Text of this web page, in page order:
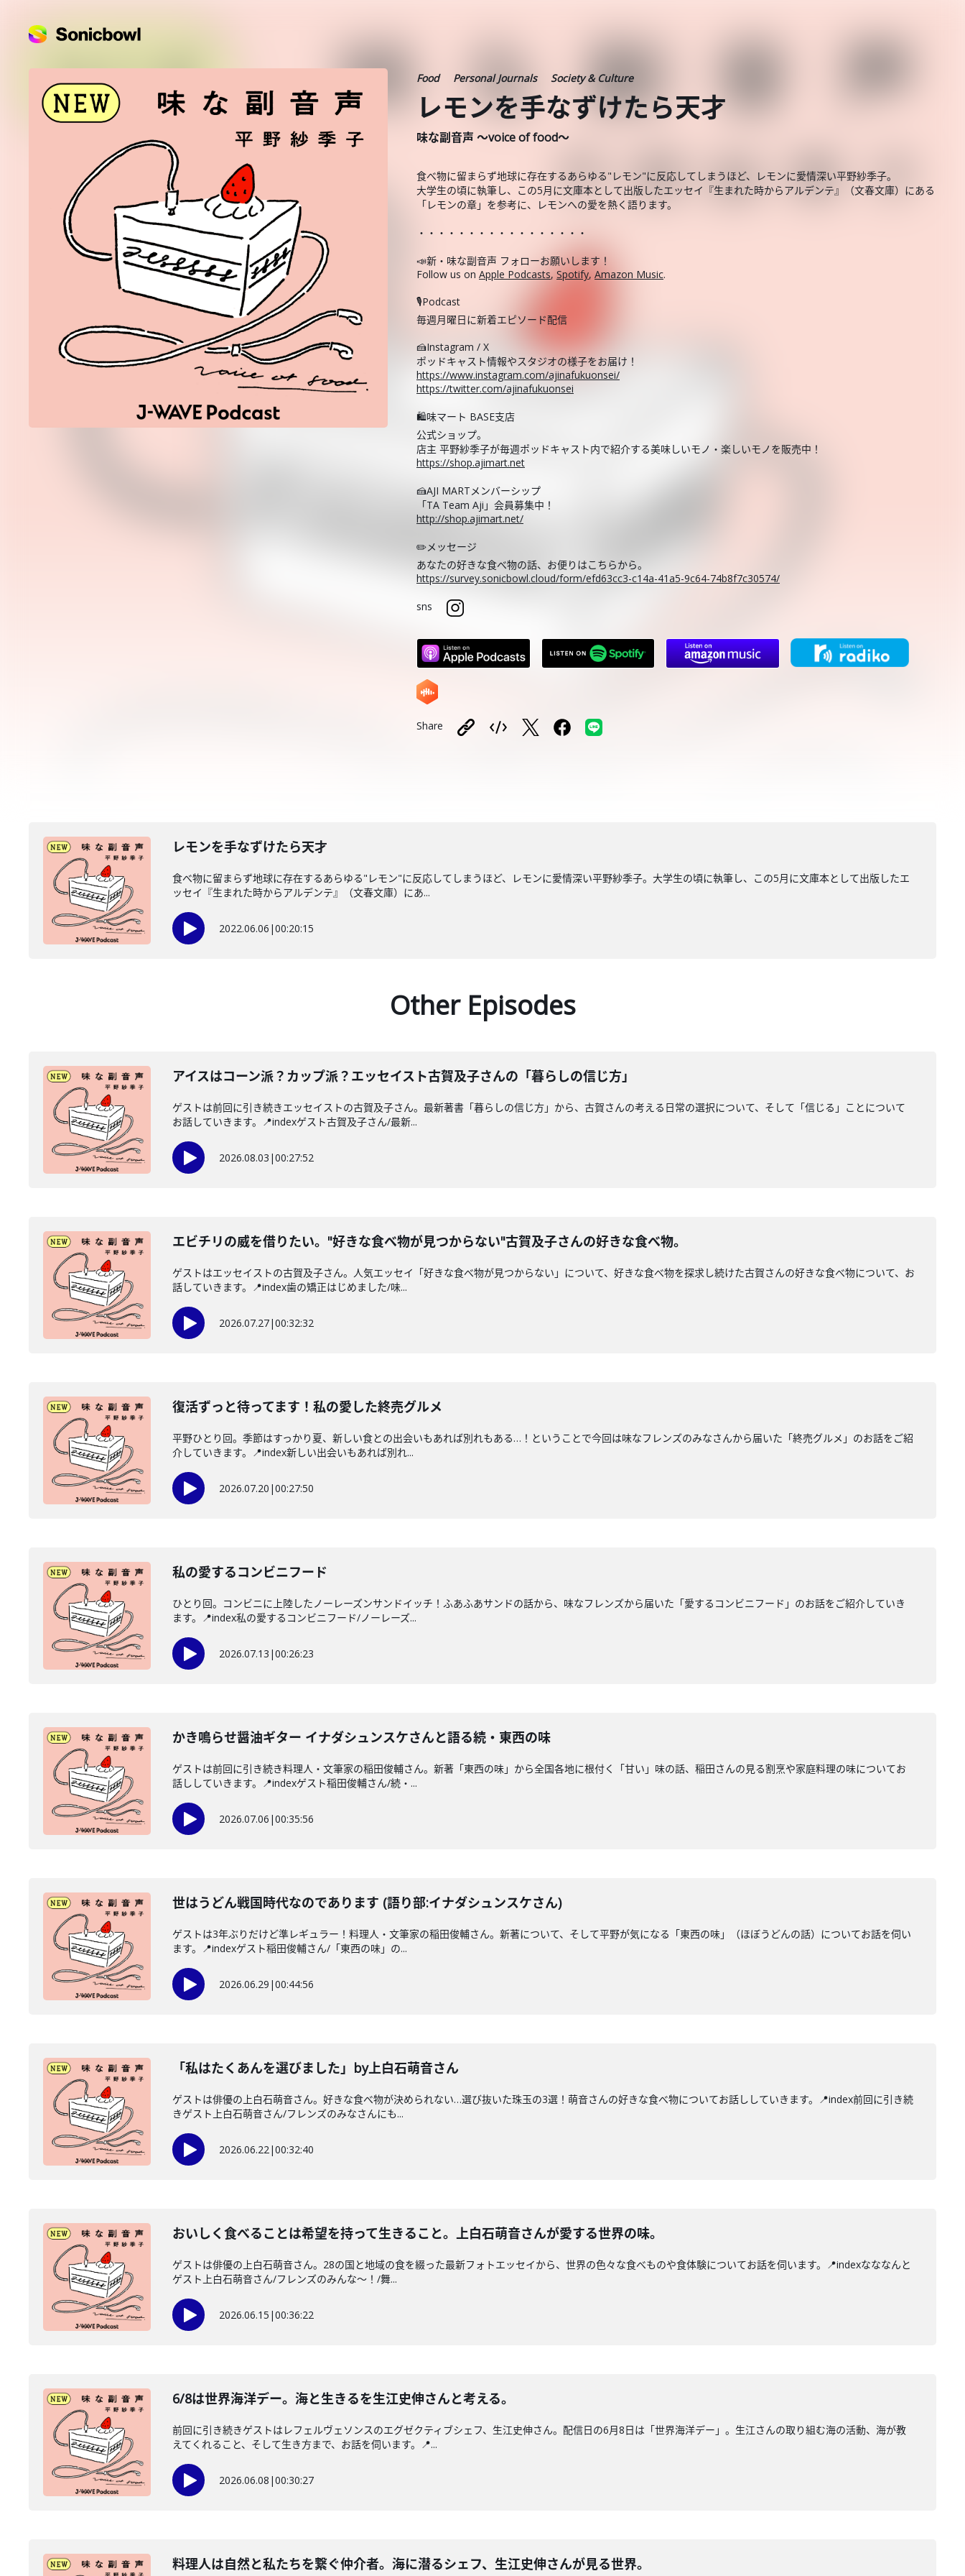
Food Personal Journals Society & Culture
レモンを手なずけたら天才
味な副音声 ～voice of food～
食べ物に留まらず地球に存在するあらゆる"レモン"に反応してしまうほど、レモンに愛情深い平野紗季子。
大学生の頃に執筆し、この5月に文庫本として出版したエッセイ『生まれた時からアルデンテ』（文春文庫）にある
「レモンの章」を参考に、レモンへの愛を熱く語ります。
・・・・・・・・・・・・・・・・・
📣新・味な副音声 フォローお願いします！
Follow us on Apple Podcasts, Spotify, Amazon Music.
🎙️Podcast
毎週月曜日に新着エピソード配信
🍰Instagram / X
ポッドキャスト情報やスタジオの様子をお届け！
https://www.instagram.com/ajinafukuonsei/
https://twitter.com/ajinafukuonsei
🛍️味マート BASE支店
公式ショップ。
店主 平野紗季子が毎週ポッドキャスト内で紹介する美味しいモノ・楽しいモノを販売中！
https://shop.ajimart.net
🍰AJI MARTメンバーシップ
「TA Team Aji」会員募集中！
http://shop.ajimart.net/
✏️メッセージ
あなたの好きな食べ物の話、お便りはこちらから。
https://survey.sonicbowl.cloud/form/efd63cc3-c14a-41a5-9c64-74b8f7c30574/
sns
Share
レモンを手なずけたら天才
食べ物に留まらず地球に存在するあらゆる"レモン"に反応してしまうほど、レモンに愛情深い平野紗季子。大学生の頃に執筆し、この5月に文庫本として出版したエ
ッセイ『生まれた時からアルデンテ』（文春文庫）にあ...
2022.06.06 |00:20:15
Other Episodes
アイスはコーン派？カップ派？エッセイスト古賀及子さんの「暮らしの信じ方」
ゲストは前回に引き続きエッセイストの古賀及子さん。最新著書「暮らしの信じ方」から、古賀さんの考える日常の選択について、そして「信じる」ことについて
お話していきます。📍indexゲスト古賀及子さん/最新...
2026.08.03 |00:27:52
エビチリの威を借りたい。"好きな食べ物が見つからない"古賀及子さんの好きな食べ物。
ゲストはエッセイストの古賀及子さん。人気エッセイ「好きな食べ物が見つからない」について、好きな食べ物を探求し続けた古賀さんの好きな食べ物について、お
話していきます。📍index歯の矯正はじめました/味...
2026.07.27|00:32:32
復活ずっと待ってます！私の愛した終売グルメ
平野ひとり回。季節はすっかり夏、新しい食との出会いもあれば別れもある…！ということで今回は味なフレンズのみなさんから届いた「終売グルメ」のお話をご紹
介していきます。📍index新しい出会いもあれば別れ...
2026.07.20 |00:27:50
私の愛するコンビニフード
ひとり回。コンビニに上陸したノーレーズンサンドイッチ！ふあふあサンドの話から、味なフレンズから届いた「愛するコンビニフード」のお話をご紹介していき
ます。📍index私の愛するコンビニフード/ノーレーズ...
2026.07.13 |00:26:23
かき鳴らせ醤油ギター イナダシュンスケさんと語る続・東西の味
ゲストは前回に引き続き料理人・文筆家の稲田俊輔さん。新著「東西の味」から全国各地に根付く「甘い」味の話、稲田さんの見る割烹や家庭料理の味についてお
話ししていきます。📍indexゲスト稲田俊輔さん/続・...
2026.07.06 |00:35:56
世はうどん戦国時代なのであります (語り部:イナダシュンスケさん)
ゲストは3年ぶりだけど準レギュラー！料理人・文筆家の稲田俊輔さん。新著について、そして平野が気になる「東西の味」（ほぼうどんの話）についてお話を伺い
ます。📍indexゲスト稲田俊輔さん/「東西の味」の...
2026.06.29 |00:44:56
「私はたくあんを選びました」by上白石萌音さん
ゲストは俳優の上白石萌音さん。好きな食べ物が決められない…選び抜いた珠玉の3選！萌音さんの好きな食べ物についてお話ししていきます。📍index前回に引き続
きゲスト上白石萌音さん/フレンズのみなさんにも...
2026.06.22|00:32:40
おいしく食べることは希望を持って生きること。上白石萌音さんが愛する世界の味。
ゲストは俳優の上白石萌音さん。28の国と地域の食を綴った最新フォトエッセイから、世界の色々な食べものや食体験についてお話を伺います。📍indexなななんと
ゲスト上白石萌音さん/フレンズのみんな〜！/舞...
2026.06.15 |00:36:22
6/8は世界海洋デー。海と生きるを生江史伸さんと考える。
前回に引き続きゲストはレフェルヴェソンスのエグゼクティブシェフ、生江史伸さん。配信日の6月8日は「世界海洋デー」。生江さんの取り組む海の活動、海が教
えてくれること、そして生き方まで、お話を伺います。📍...
2026.06.08 |00:30:27
料理人は自然と私たちを繋ぐ仲介者。海に潜るシェフ、生江史伸さんが見る世界。